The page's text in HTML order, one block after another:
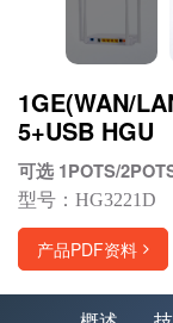
1GE(WAN/
5+USB HGU
可选 1POTS/
型号：HG3221D
产品PDF资料